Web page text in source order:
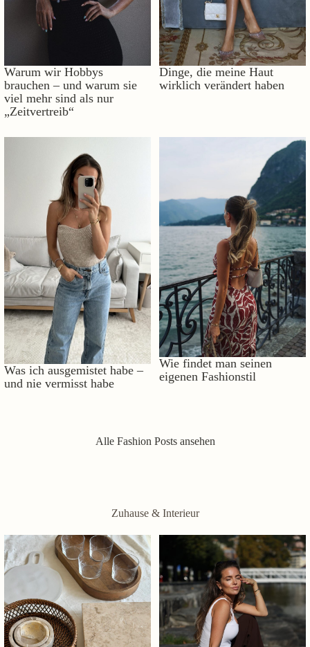
Warum wir Hobbys
brauchen – und warum sie
viel mehr sind als nur
„Zeitvertreib“
Dinge, die meine Haut
wirklich verändert haben
Was ich ausgemistet habe –
und nie vermisst habe
Wie findet man seinen
eigenen Fashionstil
Alle Fashion Posts ansehen
Zuhause & Interieur